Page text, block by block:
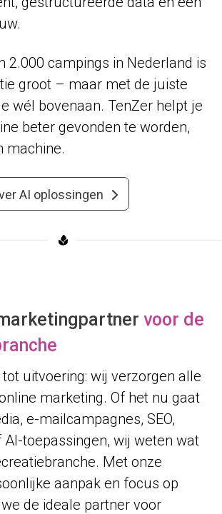
2.000 campings in Nederland is
groot – maar met de juiste
wél bovenaan. TenZer helpt je
beter gevonden te worden,
machine.
AI oplossingen
voor de
uitvoering: wij verzorgen alle
marketing. Of het nu gaat
e-mailcampagnes, SEO,
toepassingen, wij weten wat
Met onze
aanpak en focus op
de ideale partner voor